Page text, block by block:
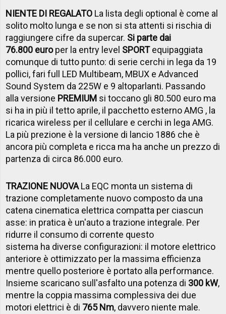
NIENTE DI REGALATO La lista degli optional è come al
solito molto lunga e se non si sta attenti si rischia di
raggiungere cifre da supercar. Si parte dai
76.800 europer la entry level SPORTequipaggiata
comunque di tutto punto: di serie cerchi in lega da 19
pollici, fari full LED Multibeam, MBUX e Advanced
Sound System da 225W e 9 altoparlanti. Passando
alla versione PREMIUM si toccano gli 80.500 euro ma
si ha in più il tetto aprile, il pacchetto esterno AMG , la
ricarica wireless per il cellulare e cerchi in lega AMG.
La più prezione è la versione di lancio 1886 che è
ancora più completa e ricca ma ha anche un prezzo di
partenza di circa 86.000 euro.
TRAZIONE NUOVALa EQC monta un sistema di
trazione completamente nuovo composto da una
catena cinematica elettrica compatta per ciascun
asse: in pratica è un'auto a trazione integrale. Per
ridurre il consumo di corrente questo
sistema ha diverse configurazioni: il motore elettrico
anteriore è ottimizzato per la massima efficienza
mentre quello posteriore è portato alla performance.
Insieme scaricano sull'asfalto una potenza di 300 kW,
mentre la coppia massima complessiva dei due
motori elettrici è di 765 Nm, davvero niente male.